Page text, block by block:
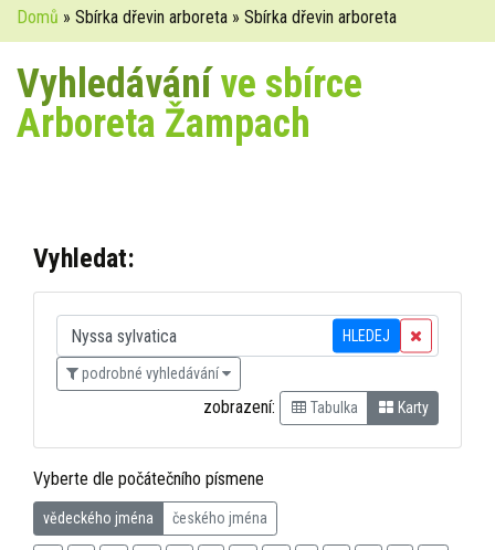
Domů » Sbírka dřevin arboreta » Sbírka dřevin arboreta
Vyhledáváníve sbírce
Arboreta Žampach
Vyhledat:
HLEDEJ
podrobné vyhledávání
zobrazení: Tabulka Karty
Vyberte dle počátečního písmene
vědeckého jména českého jména